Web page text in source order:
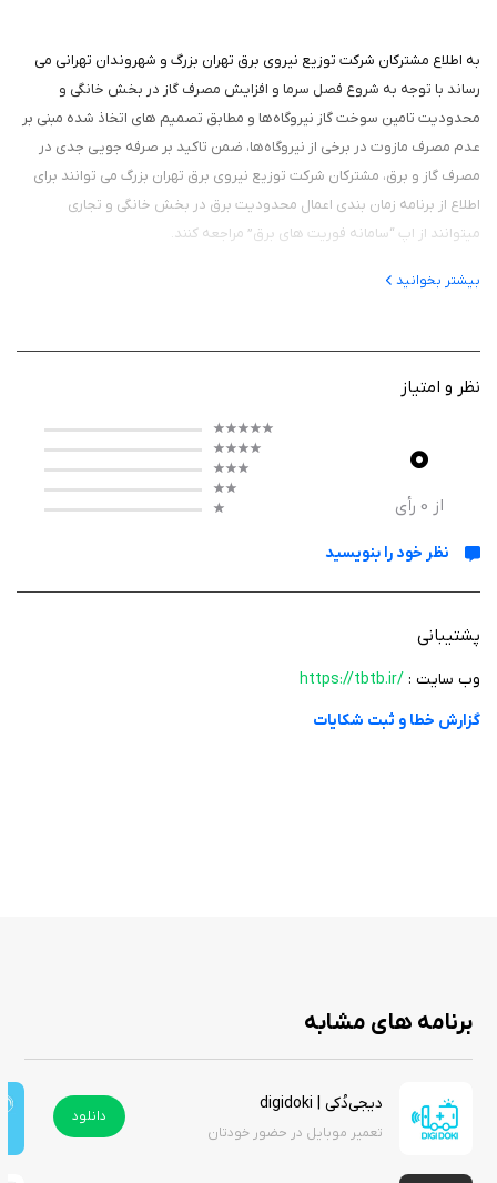
به اطلاع مشترکان شرکت توزیع نیروی برق تهران بزرگ و شهروندان تهرانی می
رساند با توجه به شروع فصل سرما و افزایش مصرف گاز در بخش خانگی و
محدودیت‌ تامین سوخت گاز نیروگاه‌ها و مطابق تصمیم های اتخاذ شده مبنی بر
عدم مصرف مازوت در برخی از نیروگاه‌ها، ضمن تاکید بر صرفه جویی جدی در
مصرف گاز و برق، مشترکان شرکت توزیع نیروی برق تهران بزرگ می توانند برای
اطلاع از برنامه زمان بندی اعمال محدودیت برق در بخش خانگی و تجاری
میتوانند از اپ “سامانه فوریت های برق” مراجعه کنند.
بیشتر بخوانید
نظر و امتیاز
0
از 0 رأی
نظر خود را بنویسید
پشتیبانی
وب سایت : https://tbtb.ir/
گزارش خطا و ثبت شکایات
برنامه های مشابه
دیجی‌دُکی | digidoki
تعمیر موبایل در حضور خودتان
دانلود